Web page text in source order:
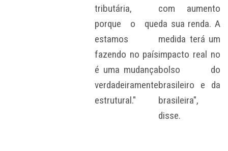
tributária,
porque o que
estamos
fazendo no país
é uma mudança
verdadeiramente
estrutural."
com aumento
da sua renda. A
medida terá um
impacto real no
bolso do
brasileiro e da
brasileira",
disse.